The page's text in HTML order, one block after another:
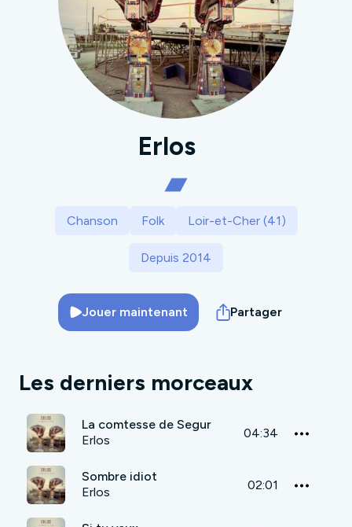
Erlos
Chanson Folk Loir-et-Cher (41)
Depuis 2014
Jouer maintenant Partager
Les derniers morceaux
La comtesse de Segur
Erlos
04:34
Sombre idiot
Erlos
02:01